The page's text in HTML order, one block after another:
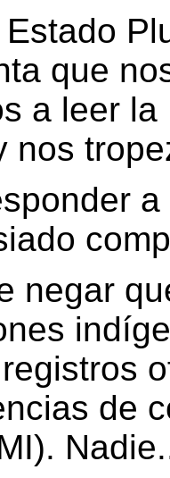
que
a leer
nos
negar
de